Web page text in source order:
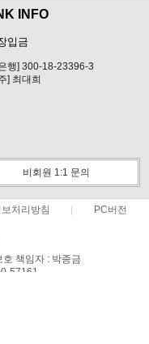
INFO
입금
행] 300-18-23396-3
] 최대희
비회원 1:1 문의
처리방침 PC버전
책임자 : 박종금
57161